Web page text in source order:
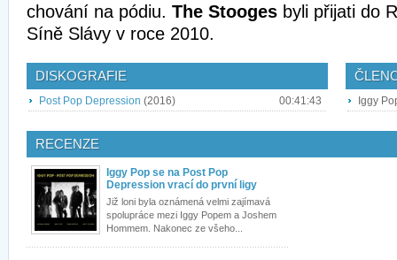
chování na pódiu. The Stooges byli přijati do
Síně Slávy v roce 2010.
DISKOGRAFIE
Post Pop Depression (2016) 00:41:43 Iggy
RECENZE
Iggy Pop se na Post Pop
Depression vrací do první ligy
Již loni byla oznámená velmi zajímavá
spolupráce mezi Iggy Popem a Joshem
Hommem. Nakonec ze všeho...